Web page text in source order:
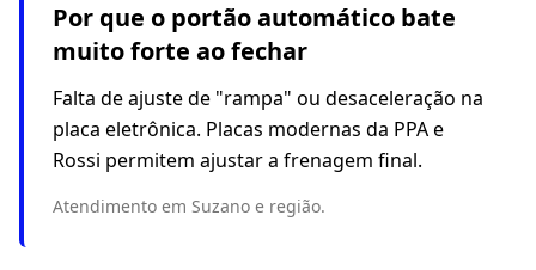
Por que o portão automático bate
muito forte ao fechar
Falta de ajuste de "rampa" ou desaceleração na
placa eletrônica. Placas modernas da PPA e
Rossi permitem ajustar a frenagem final.
Atendimento em Suzano e região.